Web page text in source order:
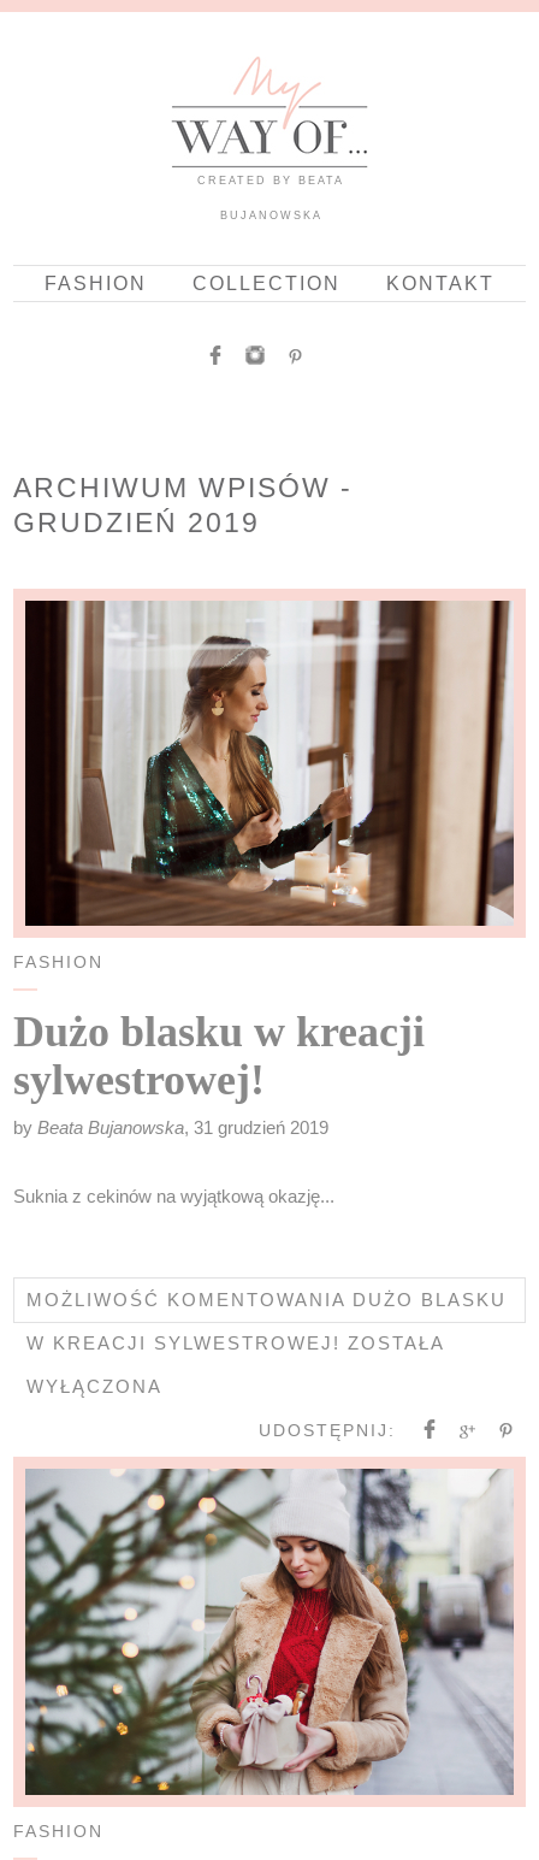
CREATED BY BEATA
BUJANOWSKA
FASHION COLLECTION KONTAKT
ARCHIWUM WPISÓW -
GRUDZIEŃ 2019
FASHION
Dużo blasku w kreacji
sylwestrowej!
byBeata Bujanowska, 31 grudzień 2019
Suknia z cekinów na wyjątkową okazję...
MOŻLIWOŚĆ KOMENTOWANIA DUŻO BLASKU
W KREACJI SYLWESTROWEJ! ZOSTAŁA
WYŁĄCZONA
UDOSTĘPNIJ:
FASHION